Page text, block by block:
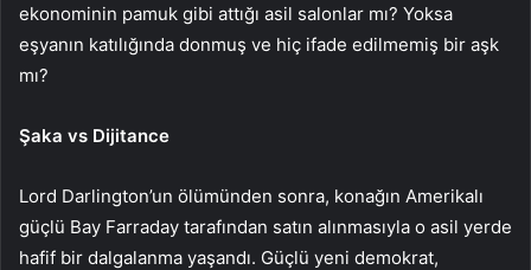
ekonominin pamuk gibi attığı asil salonlar mı? Yoksa
eşyanın katılığında donmuş ve hiç ifade edilmemiş bir aşk
mı?
Şaka vs Dijitance
Lord Darlington’un ölümünden sonra, konağın Amerikalı
güçlü Bay Farraday tarafından satın alınmasıyla o asil yerde
hafif bir dalgalanma yaşandı. Güçlü yeni demokrat,